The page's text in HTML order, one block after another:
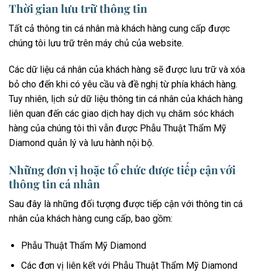
Thời gian lưu trữ thông tin
Tất cả thông tin cá nhân mà khách hàng cung cấp được
chúng tôi lưu trữ trên máy chủ của website.
Các dữ liệu cá nhân của khách hàng sẽ được lưu trữ và xóa
bỏ cho đến khi có yêu cầu và đề nghị từ phía khách hàng.
Tuy nhiên, lịch sử dữ liệu thông tin cá nhân của khách hàng
liên quan đến các giao dịch hay dịch vụ chăm sóc khách
hàng của chúng tôi thì vẫn được Phẫu Thuật Thẩm Mỹ
Diamond quản lý và lưu hành nội bộ.
Những đơn vị hoặc tổ chức được tiếp cận với
thông tin cá nhân
Sau đây là những đối tượng được tiếp cận với thông tin cá
nhân của khách hàng cung cấp, bao gồm:
Phẫu Thuật Thẩm Mỹ Diamond
Các đơn vị liên kết với Phẫu Thuật Thẩm Mỹ Diamond